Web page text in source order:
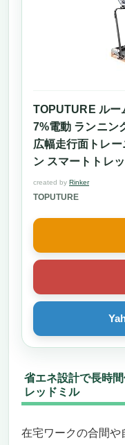
らこれ！
省エネで
膝や足首
できる
コンパクト
ペース
長く安心し
頼感
まとめ
BARWING(
電気代が安
ている方へ
家庭で本
静音設計の
使いやすさ
どんな人に
の決定版
電気代が安い
版 「ダイコ
高傾斜×高
TOPUTURE ルー
7%電動 ランニン
広幅走行面トレ
ン スマートトレ
スペース 静音 組
ス用 男女兼用 (銀)
created by Rinker
TOPUTURE
省エネ設計で長時
レッドミル
在宅ワークの合間や